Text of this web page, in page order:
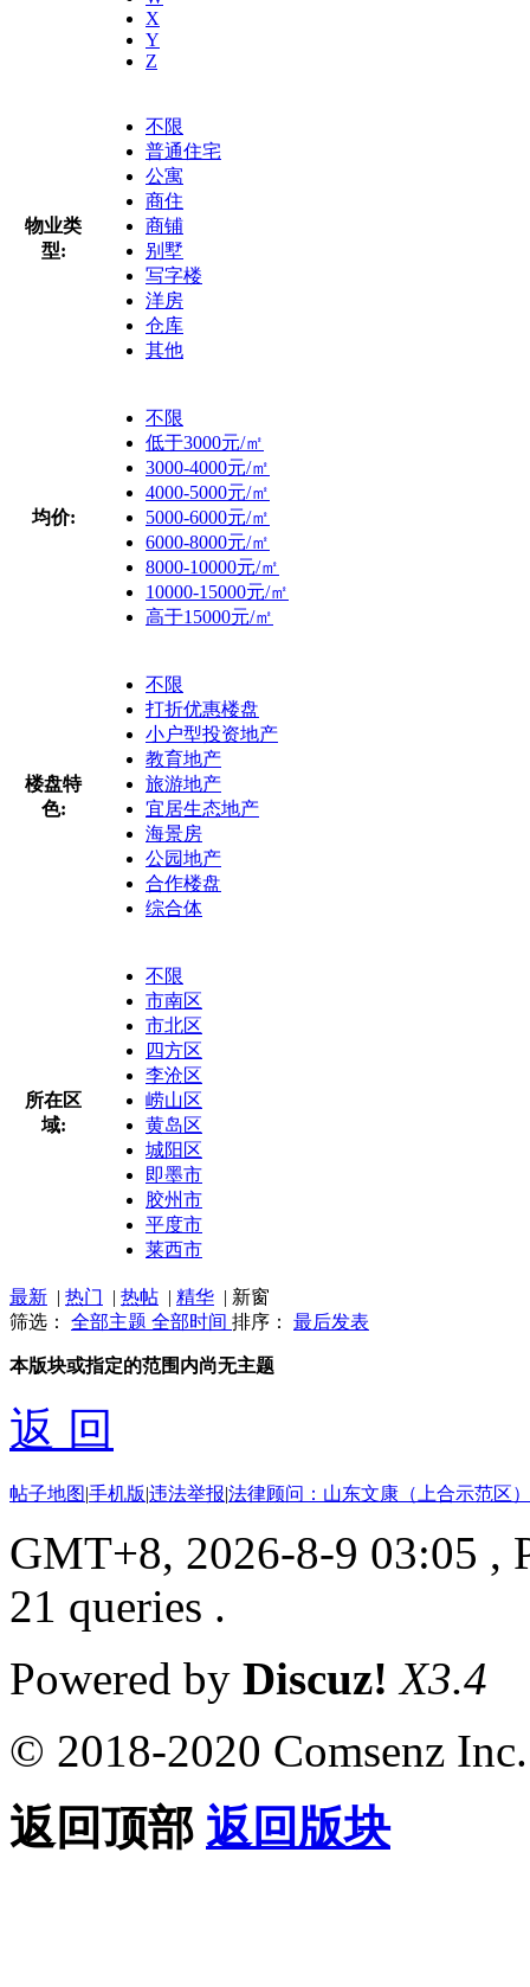
X
Y
Z
物业类
型:
不限
普通住宅
公寓
商住
商铺
别墅
写字楼
洋房
仓库
其他
均价:
不限
低于3000元/㎡
3000-4000元/㎡
4000-5000元/㎡
5000-6000元/㎡
6000-8000元/㎡
8000-10000元/㎡
10000-15000元/㎡
高于15000元/㎡
楼盘特
色:
不限
打折优惠楼盘
小户型投资地产
教育地产
旅游地产
宜居生态地产
海景房
公园地产
合作楼盘
综合体
所在区
域:
不限
市南区
市北区
四方区
李沧区
崂山区
黄岛区
城阳区
即墨市
胶州市
平度市
莱西市
最新 | 热门 | 热帖 | 精华 | 新窗
筛选： 全部主题 全部时间 排序： 最后发表
本版块或指定的范围内尚无主题
返 回
帖子地图|手机版|违法举报|法律顾问：山东文康（上合示范区
GMT+8, 2026-8-9 03:05 ,
21 queries .
Powered by Discuz! X3.4
© 2018-2020 Comsenz Inc.
返回顶部 返回版块